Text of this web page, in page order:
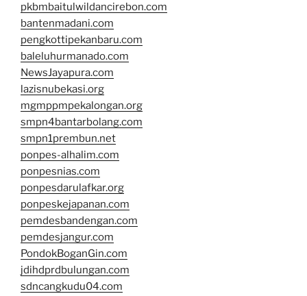
pkbmbaitulwildancirebon.com
bantenmadani.com
pengkottipekanbaru.com
baleluhurmanado.com
NewsJayapura.com
lazisnubekasi.org
mgmppmpekalongan.org
smpn4bantarbolang.com
smpn1prembun.net
ponpes-alhalim.com
ponpesnias.com
ponpesdarulafkar.org
ponpeskejapanan.com
pemdesbandengan.com
pemdesjangur.com
PondokBoganGin.com
jdihdprdbulungan.com
sdncangkudu04.com